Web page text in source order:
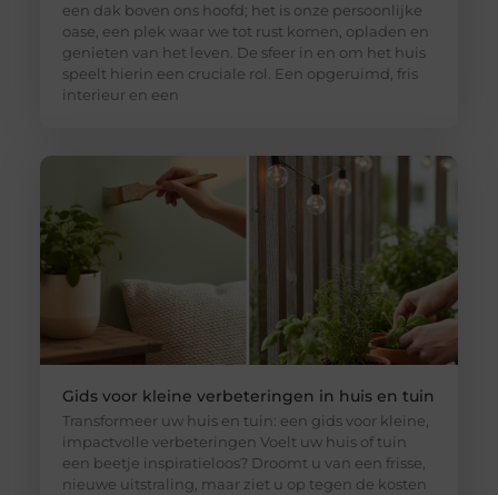
een dak boven ons hoofd; het is onze persoonlijke
oase, een plek waar we tot rust komen, opladen en
genieten van het leven. De sfeer in en om het huis
speelt hierin een cruciale rol. Een opgeruimd, fris
interieur en een
Gids voor kleine verbeteringen in huis en tuin
Transformeer uw huis en tuin: een gids voor kleine,
impactvolle verbeteringen Voelt uw huis of tuin
een beetje inspiratieloos? Droomt u van een frisse,
nieuwe uitstraling, maar ziet u op tegen de kosten